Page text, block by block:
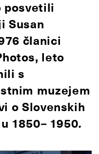
posvetili
Susan
članici
leto
s
muzejem
o Slovenskih
1850–1950.